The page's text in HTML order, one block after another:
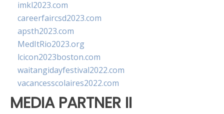
imkl2023.com
careerfaircsd2023.com
apsth2023.com
MedItRio2023.org
lcicon2023boston.com
waitangidayfestival2022.com
vacancesscolaires2022.com
MEDIA PARTNER II